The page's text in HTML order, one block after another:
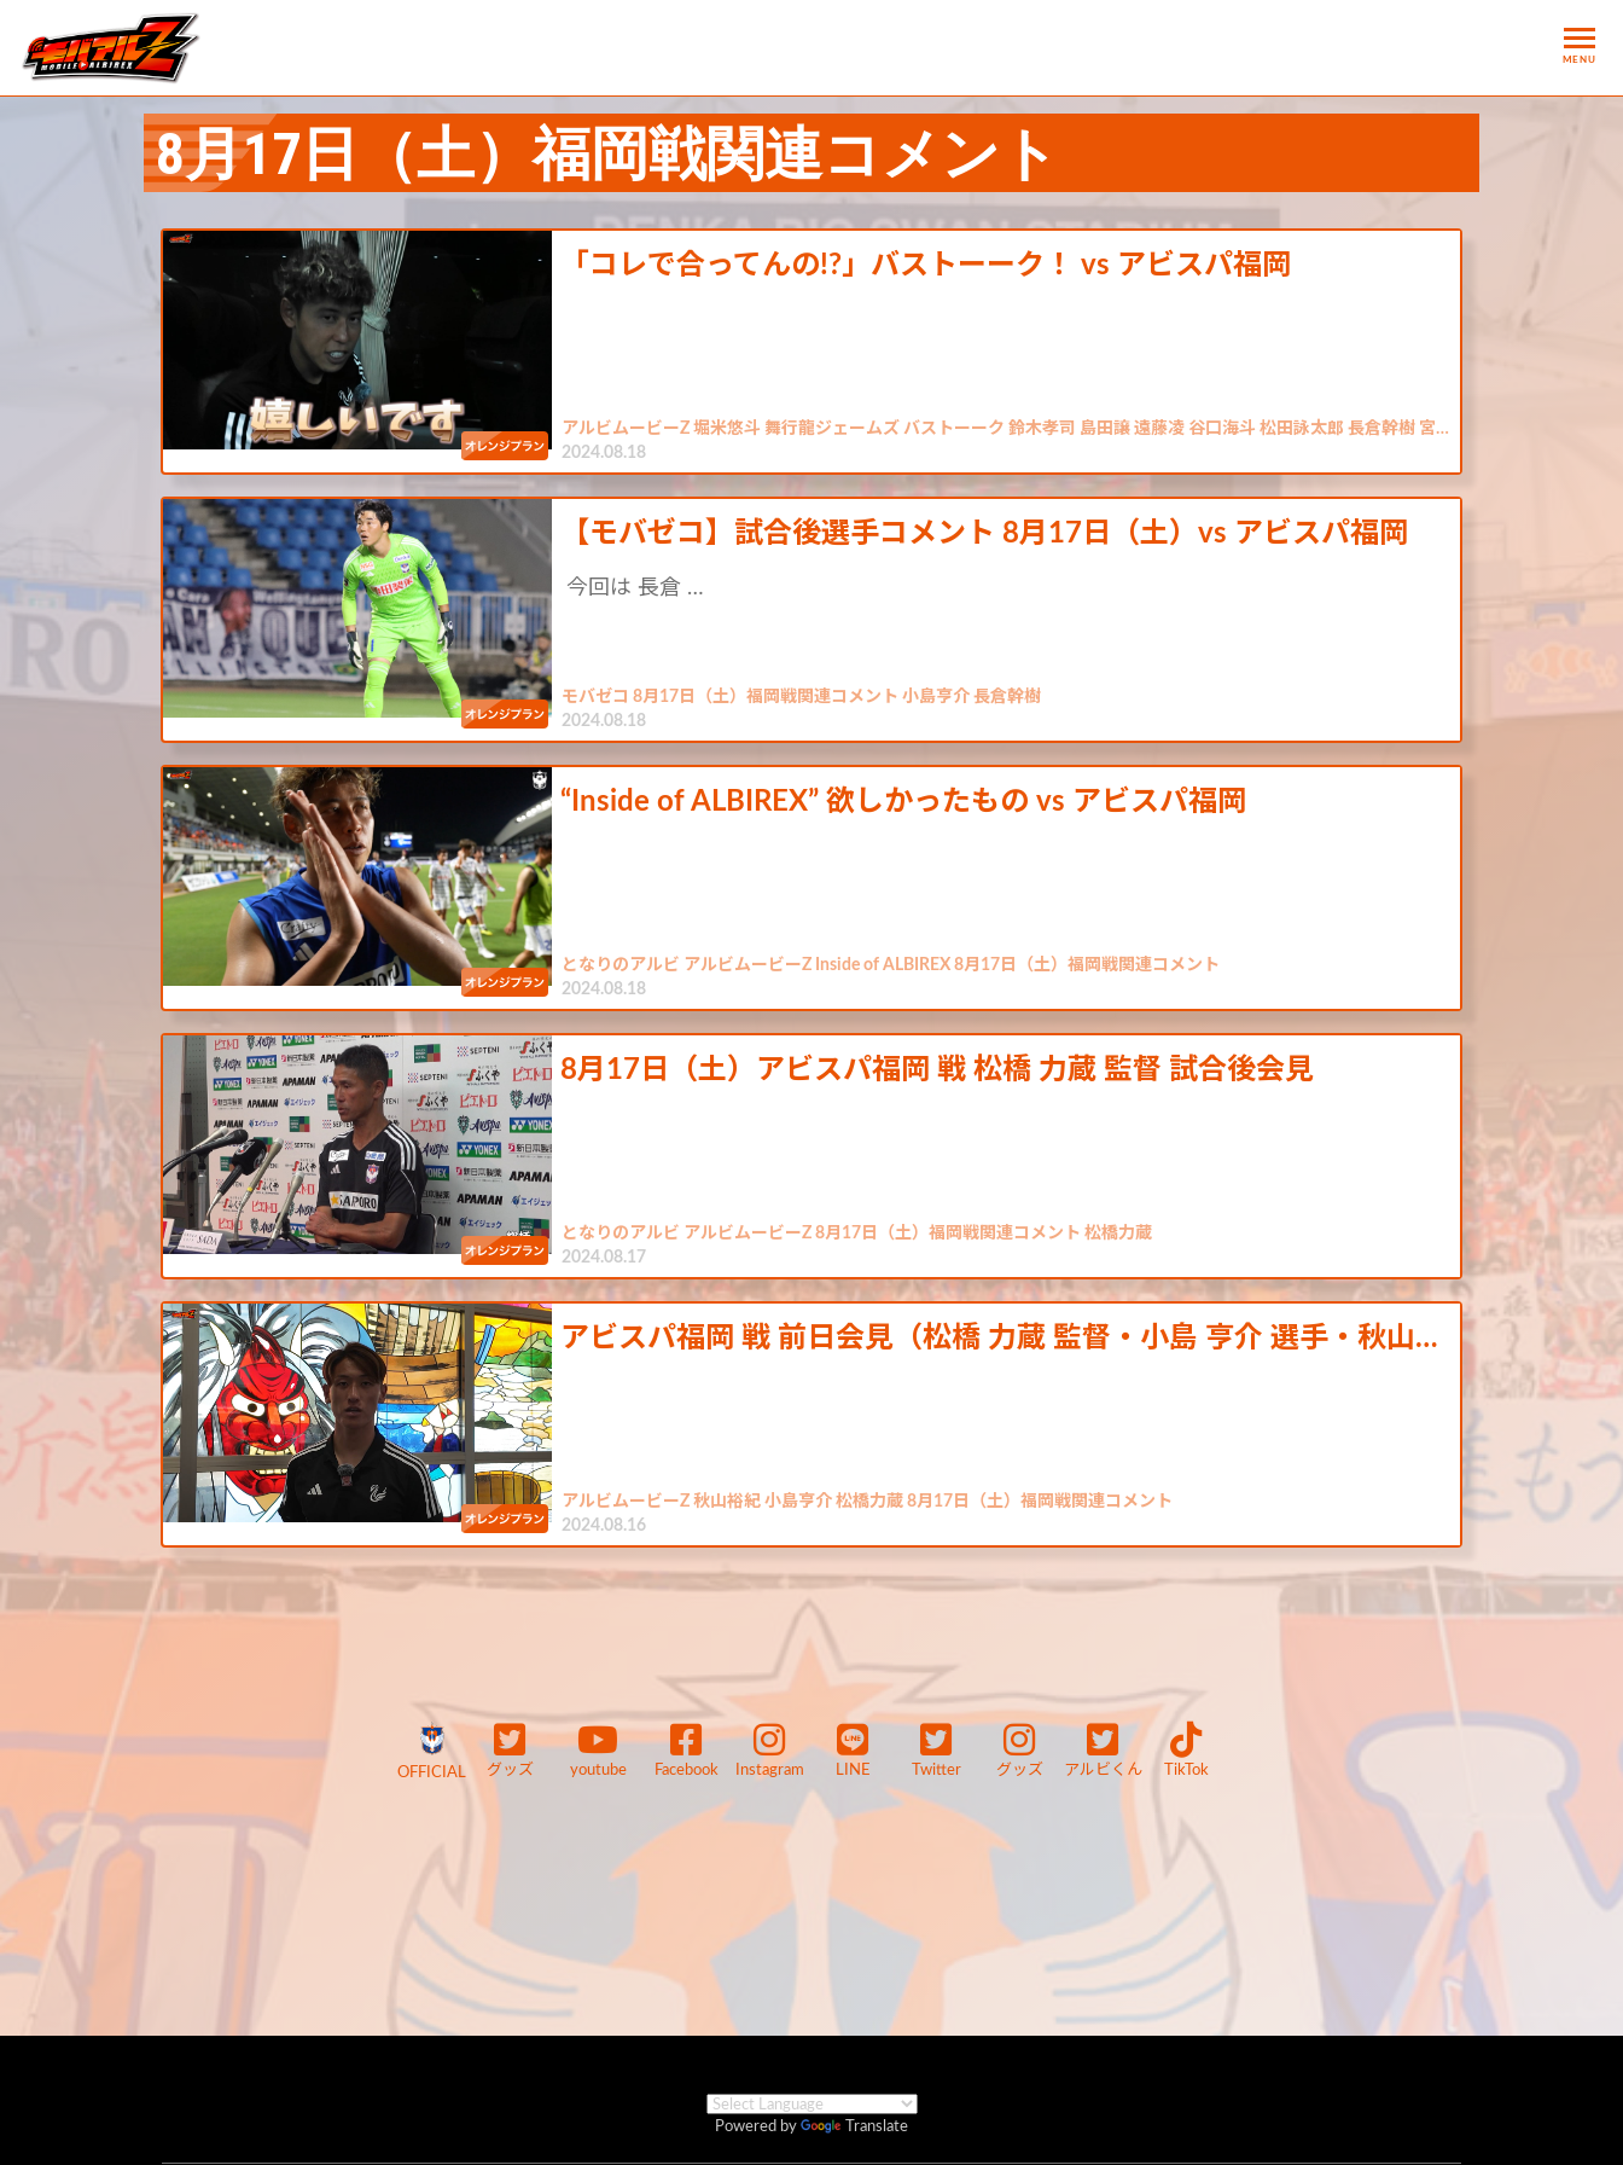
MENU
8月17日（土）福岡戦関連コメント
「コレで合ってんの!?」バストーーク！ vs アビスパ福岡
アルビムービーZ 堀米悠斗 舞行龍ジェームズ バストーーク 鈴木孝司 島田譲 遠藤凌 谷口海斗 松田詠太郎 長倉幹樹 宮…
2024.08.18
【モバゼコ】試合後選手コメント 8月17日（土）vs アビスパ福岡
今回は 長倉 …
モバゼコ 8月17日（土）福岡戦関連コメント 小島亨介 長倉幹樹
2024.08.18
“Inside of ALBIREX” 欲しかったもの vs アビスパ福岡
となりのアルビ アルビムービーZ Inside of ALBIREX 8月17日（土）福岡戦関連コメント
2024.08.18
8月17日（土）アビスパ福岡 戦 松橋 力蔵 監督 試合後会見
となりのアルビ アルビムービーZ 8月17日（土）福岡戦関連コメント 松橋力蔵
2024.08.17
アビスパ福岡 戦 前日会見（松橋 力蔵 監督・小島 亨介 選手・秋山…
アルビムービーZ 秋山裕紀 小島亨介 松橋力蔵 8月17日（土）福岡戦関連コメント
2024.08.16
OFFICIAL グッズ youtube Facebook Instagram LINE Twitter グッズ アルビくん TikTok
Powered by Translate